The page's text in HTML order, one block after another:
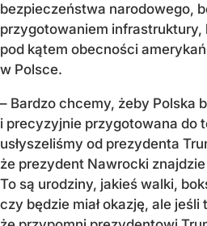
bezpieczeństwa narodowego,
przygotowaniem infrastruktury,
pod kątem obecności
w Polsce.
– Bardzo chcemy, żeby Polska
i precyzyjnie przygotowana do
usłyszeliśmy od prezydenta
że prezydent Nawrocki
To są urodziny, jakieś walki,
czy będzie miał okazję, ale